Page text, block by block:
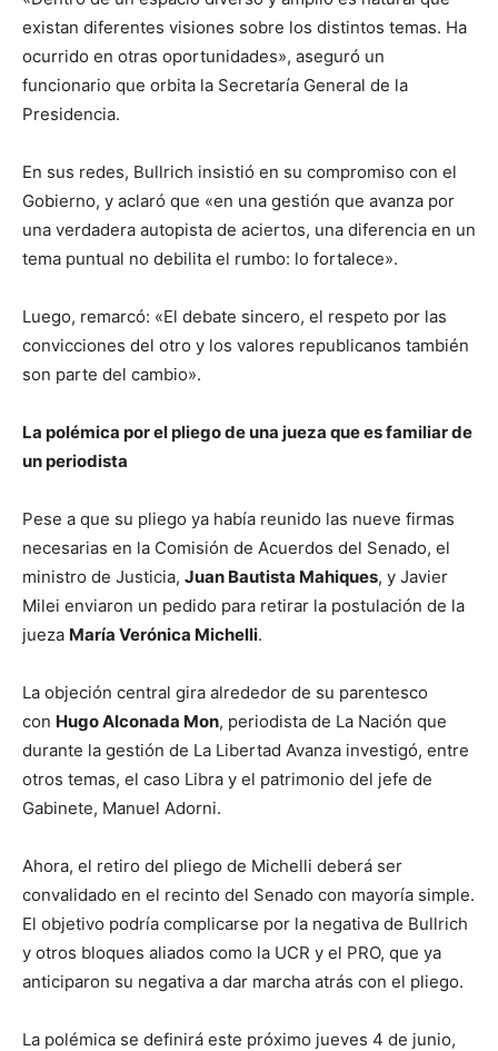
existan diferentes visiones sobre los distintos temas. Ha
ocurrido en otras oportunidades», aseguró un
funcionario que orbita la Secretaría General de la
Presidencia.
En sus redes, Bullrich insistió en su compromiso con el
Gobierno, y aclaró que «en una gestión que avanza por
una verdadera autopista de aciertos, una diferencia en un
tema puntual no debilita el rumbo: lo fortalece».
Luego, remarcó: «El debate sincero, el respeto por las
convicciones del otro y los valores republicanos también
son parte del cambio».
La polémica por el pliego de una jueza que es familiar de
un periodista
Pese a que su pliego ya había reunido las nueve firmas
necesarias en la Comisión de Acuerdos del Senado, el
ministro de Justicia, Juan Bautista Mahiques, y Javier
Milei enviaron un pedido para retirar la postulación de la
jueza María Verónica Michelli.
La objeción central gira alrededor de su parentesco
con Hugo Alconada Mon, periodista de La Nación que
durante la gestión de La Libertad Avanza investigó, entre
otros temas, el caso Libra y el patrimonio del jefe de
Gabinete, Manuel Adorni.
Ahora, el retiro del pliego de Michelli deberá ser
convalidado en el recinto del Senado con mayoría simple.
El objetivo podría complicarse por la negativa de Bullrich
y otros bloques aliados como la UCR y el PRO, que ya
anticiparon su negativa a dar marcha atrás con el pliego.
La polémica se definirá este próximo jueves 4 de junio,